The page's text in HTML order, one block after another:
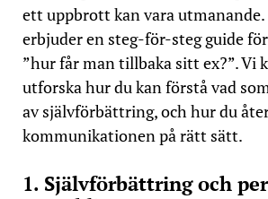
ett uppbrott kan vara
erbjuder en steg-för-steg guide
”hur får man tillbaka sitt ex?”. Vi
utforska hur du kan förstå vad
av självförbättring, och hur du
kommunikationen på rätt sätt.
1. Självförbättring och